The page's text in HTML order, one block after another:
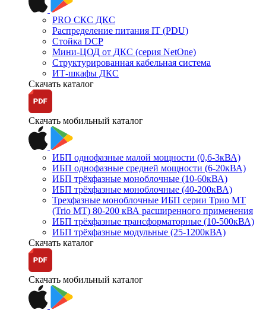
PRO СКС ДКС
Распределение питания IT (PDU)
Стойка DCP
Мини-ЦОД от ДКС (серия NetOne)
Структурированная кабельная система
ИТ-шкафы ДКС
Скачать каталог
Скачать мобильный каталог
ИБП однофазные малой мощности (0,6-3кВА)
ИБП однофазные средней мощности (6-20кВА)
ИБП трёхфазные моноблочные (10-60кВА)
ИБП трёхфазные моноблочные (40-200кВА)
Трехфазные моноблочные ИБП серии Трио МТ
(Trio MT) 80-200 кВА расширенного применения
ИБП трёхфазные трансформаторные (10-500кВА)
ИБП трёхфазные модульные (25-1200кВА)
Скачать каталог
Скачать мобильный каталог